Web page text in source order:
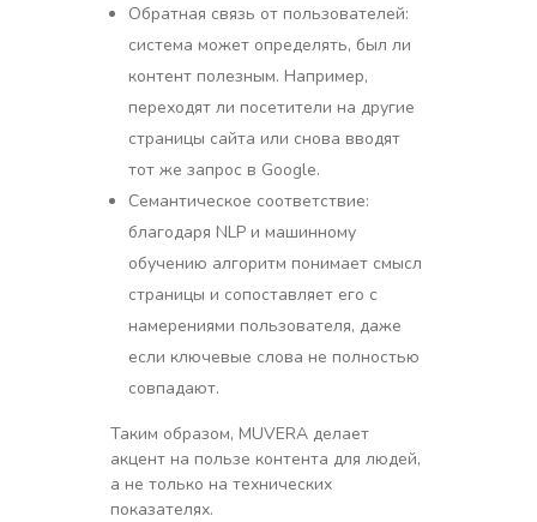
Обратная связь от пользователей:
система может определять, был ли
контент полезным. Например,
переходят ли посетители на другие
страницы сайта или снова вводят
тот же запрос в Google.
Семантическое соответствие:
благодаря NLP и машинному
обучению алгоритм понимает смысл
страницы и сопоставляет его с
намерениями пользователя, даже
если ключевые слова не полностью
совпадают.
Таким образом, MUVERA делает
акцент на пользе контента для людей,
а не только на технических
показателях.